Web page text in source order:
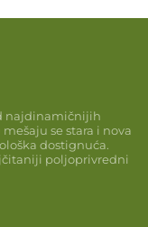
najdinamičnijih
se stara i nova
dostignuća.
poljoprivredni